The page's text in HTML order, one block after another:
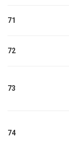
71
72
73
74